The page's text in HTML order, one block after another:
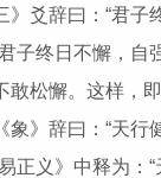
》爻辞曰：“君子
子终日不懈，自
敢松懈。这样，
象》辞曰：“天行
正义》中释为：